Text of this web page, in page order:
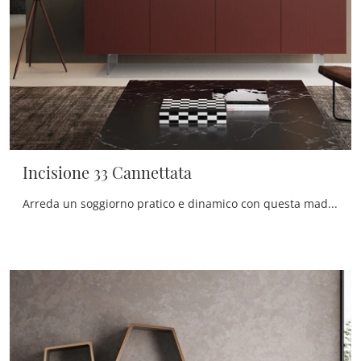
Incisione 33 Cannettata
Arreda un soggiorno pratico e dinamico con questa madia Incisione 33 Cannettata di Voltan: scopri le più originali Madie in laccato opaco.